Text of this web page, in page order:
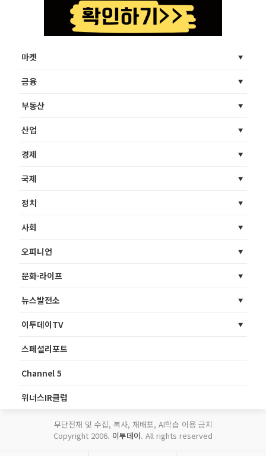
마켓
금융
부동산
산업
경제
국제
정치
사회
오피니언
문화·라이프
뉴스발전소
이투데이TV
스페셜리포트
Channel 5
위너스IR클럽
무단전재 및 수집, 복사, 재배포, AI학습 이용 금지
Copyright 2006. 이투데이. All rights reserved